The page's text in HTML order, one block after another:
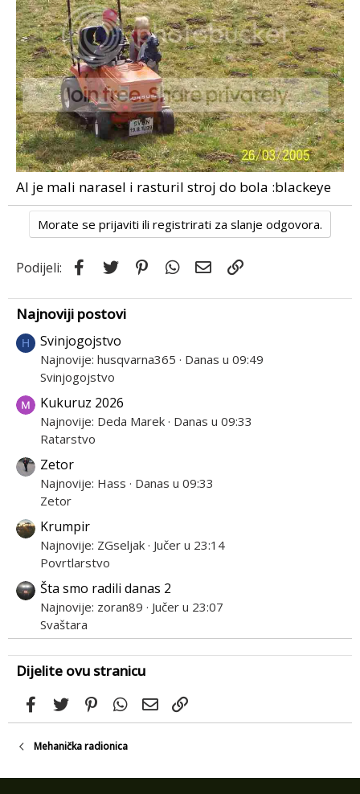
Al je mali narasel i rasturil stroj do bola :blackeye
Morate se prijaviti ili registrirati za slanje odgovora.
Podijeli: Facebook
Twitter PinterestWhatsApp
Email
Najnoviji postovi
H Svinjogojstvo
Najnovije: husqvarna365
Danas u 09:49
Svinjogojstvo
Kukuruz 2026
Najnovije: Deda Marek Danas u 09:33
Ratarstvo
Zetor
Najnovije: Hass
Danas u 09:33
Zetor
Krumpir
Najnovije: ZGseljak Jučer u 23:14
Povrtlarstvo
Šta smo radili danas 2
Najnovije: zoran89
Jučer u 23:07
Svaštara
Dijelite ovu stranicu
FacebookTwitterPinterestWhatsApp
Email
Mehanička radionica